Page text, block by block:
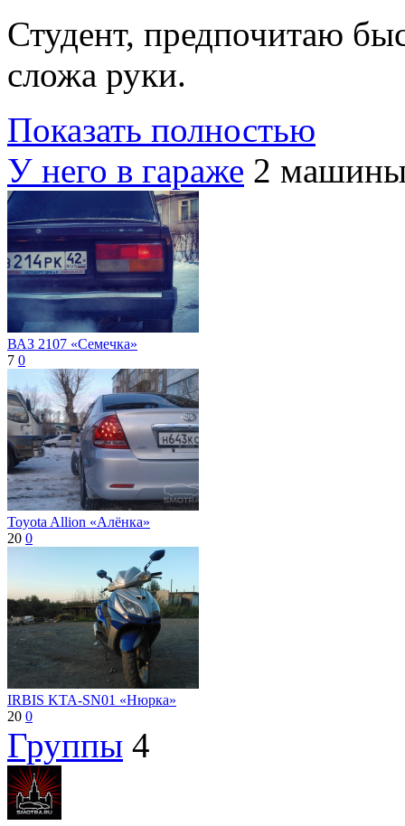
Студент, предпочитаю
сложа руки.
Показать полностью
У него в гараже 2
ВАЗ 2107 «Семечка»
7 0
Toyota Allion «Алёнка»
20 0
IRBIS KTA-SN01 «Нюрка»
20 0
Группы 4